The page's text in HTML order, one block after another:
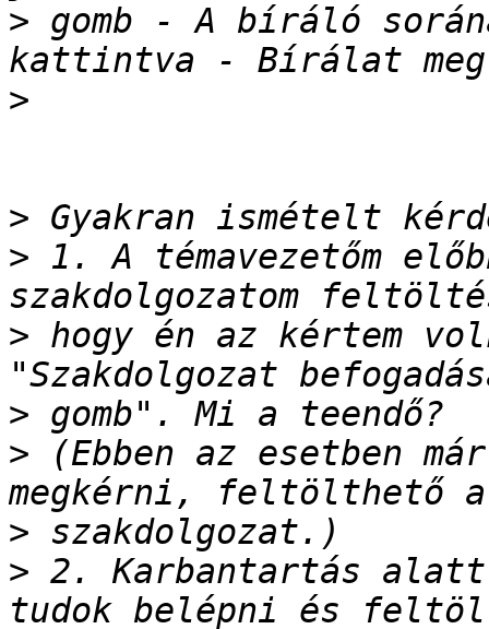
> gomb - A bíráló
>
>
> 1. A témavezetőm
> hogy én az kértem
>
> (Ebben az esetben
>
> 2. Karbantartás alatt